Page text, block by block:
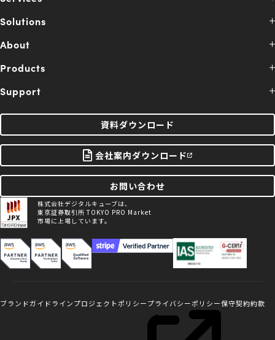
Solutions
About
Products
Support
資料ダウンロード
会社案内ダウンロード
お問い合わせ
株式会社デジタルキューブは、
東京証券取引所 TOKYO PRO Market
市場に上場しています。
ブランドガイドラインプロジェクトポリシープライバシーポリシー保守契約約款